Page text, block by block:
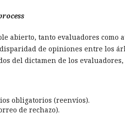
abierto, tanto evaluadores como
disparidad de opiniones entre los
del dictamen de los
obligatorios (reenvíos).
de rechazo).